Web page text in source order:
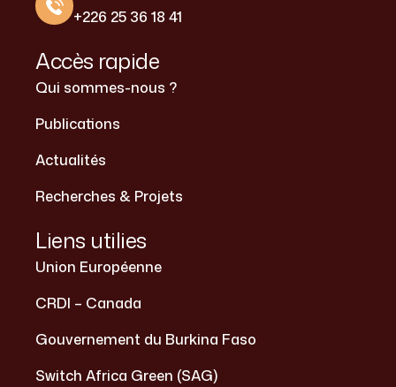
+226 25 36 18 41
Accès rapide
Qui sommes-nous ?
Publications
Actualités
Recherches & Projets
Liens utilies
Union Européenne
CRDI – Canada
Gouvernement du Burkina Faso
Switch Africa Green (SAG)